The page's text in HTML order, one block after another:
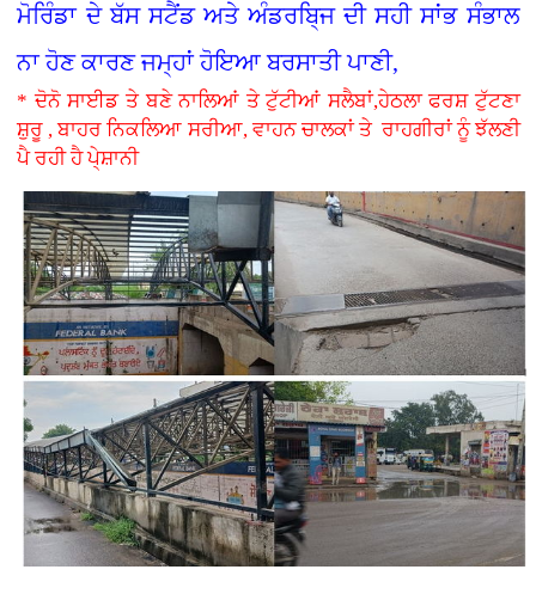
ਮੋਰਿੰਡਾ ਦੇ ਬੱਸ ਸਟੈਂਡ ਅਤੇ ਅੰਡਰਬਿ੍ਜ ਦੀ ਸਹੀ ਸਾਂਭ ਸੰਭਾਲ
ਨਾ ਹੋਣ ਕਾਰਣ ਜਮ੍ਹਾਂ ਹੋਇਆ ਬਰਸਾਤੀ ਪਾਣੀ,
* ਦੋਨੋ ਸਾਈਡ ਤੇ ਬਣੇ ਨਾਲਿਆਂ ਤੇ ਟੁੱਟੀਆਂ ਸਲੈਬਾਂ,ਹੇਠਲਾ ਫਰਸ਼ ਟੁੱਟਣਾ
ਸ਼ੁਰੂ , ਬਾਹਰ ਨਿਕਲਿਆ ਸਰੀਆ, ਵਾਹਨ ਚਾਲਕਾਂ ਤੇ ਰਾਹਗੀਰਾਂ ਨੂੰ ਝੱਲਣੀ
ਪੈ ਰਹੀ ਹੈ ਪੇ੍ਸ਼ਾਨੀ